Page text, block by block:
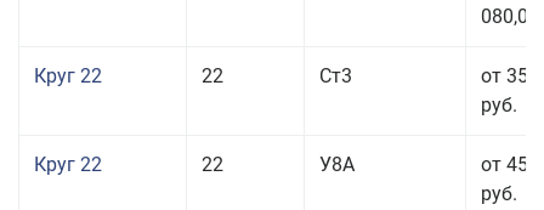
080,00
Круг 22 22 Ст3
от 35
руб.
Круг 22 22 У8А
от 45
руб.